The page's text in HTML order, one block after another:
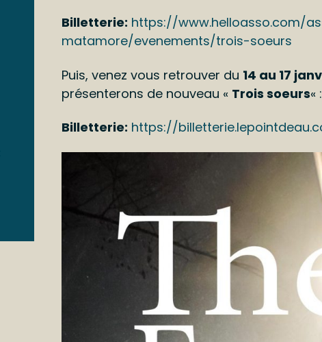
Billetterie: https://www.helloasso.com/
matamore/evenements/trois-soeurs
Puis, venez vous retrouver du 14 au 17
présenterons de nouveau « Trois soeurs« :
Billetterie: https://